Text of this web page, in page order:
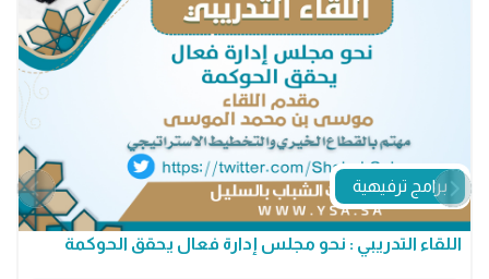
برامج ترفيهية
اللقاء التدريبي : نحو مجلس إدارة فعال يحقق الحوكمة